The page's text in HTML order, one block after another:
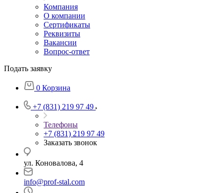
Компания
О компании
Сертификаты
Реквизиты
Вакансии
Вопрос-ответ
Подать заявку
0 Корзина
+7 (831) 219 97 49
Телефоны
+7 (831) 219 97 49
Заказать звонок
ул. Коновалова, 4
info@prof-stal.com